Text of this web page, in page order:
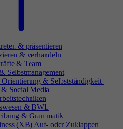
& präsentieren
& verhandeln
& Team
Selbstmanagement
& Selbstständigkeit
Social Media
& BWL
& Grammatik
(XB) Auf- oder Zuklappen